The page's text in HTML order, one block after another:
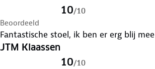
10/10
Beoordeeld
Fantastische stoel, ik ben er erg blij mee
JTM Klaassen
10/10